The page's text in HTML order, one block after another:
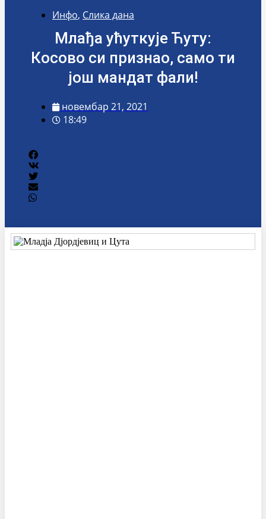
Инфо, Слика дана
Млађа ућуткује Ћуту:
Косово си признао, само ти
још мандат фали!
новембар 21, 2021
18:49